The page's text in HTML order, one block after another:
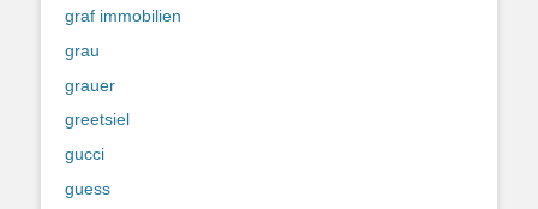
graf immobilien
grau
grauer
greetsiel
gucci
guess